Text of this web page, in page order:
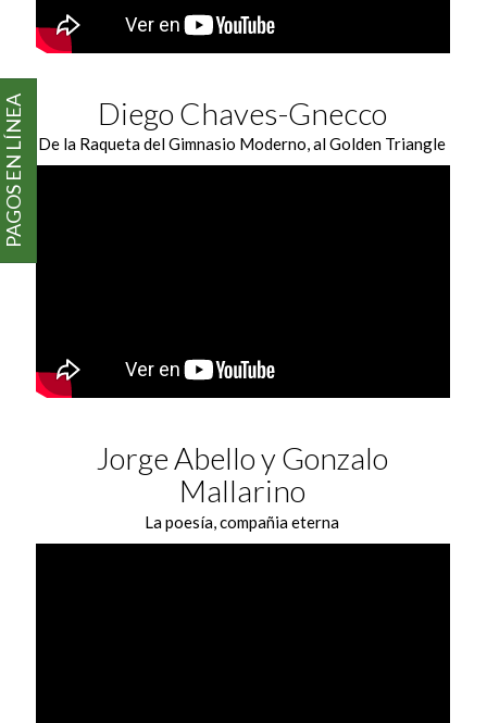
Diego Chaves-Gnecco
De la Raqueta del Gimnasio Moderno, al Golden Triangle
Jorge Abello y Gonzalo
Mallarino
La poesía, compañia eterna
PAGOS EN LÍNEA